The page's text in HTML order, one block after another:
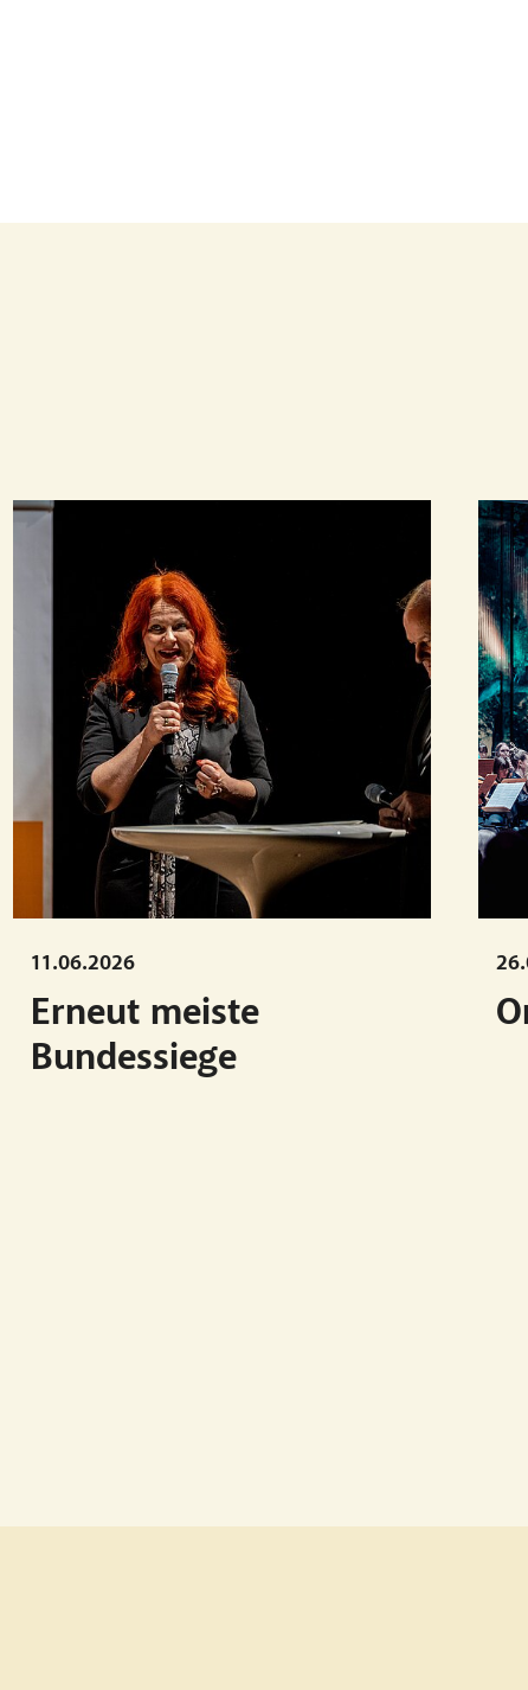
11.06.2026
Erneut meiste
Bundessiege